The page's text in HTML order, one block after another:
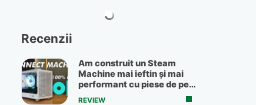
Recenzii
Am construit un Steam
Machine mai ieftin și mai
performant cu piese de pe
OLX
REVIEW